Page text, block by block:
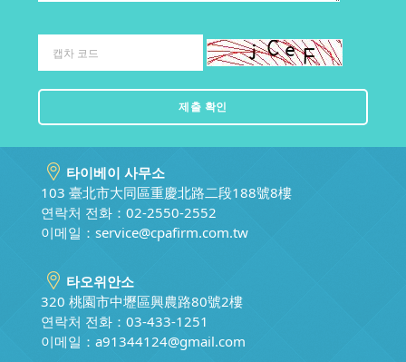
타이베이 사무소
103 臺北市大同區重慶北路二段188號8樓
연락처 전화：02-2550-2552
이메일： service@cpafirm.com.tw
타오위안소
320 桃園市中壢區興農路80號2樓
연락처 전화：03-433-1251
이메일： a91344124@gmail.com